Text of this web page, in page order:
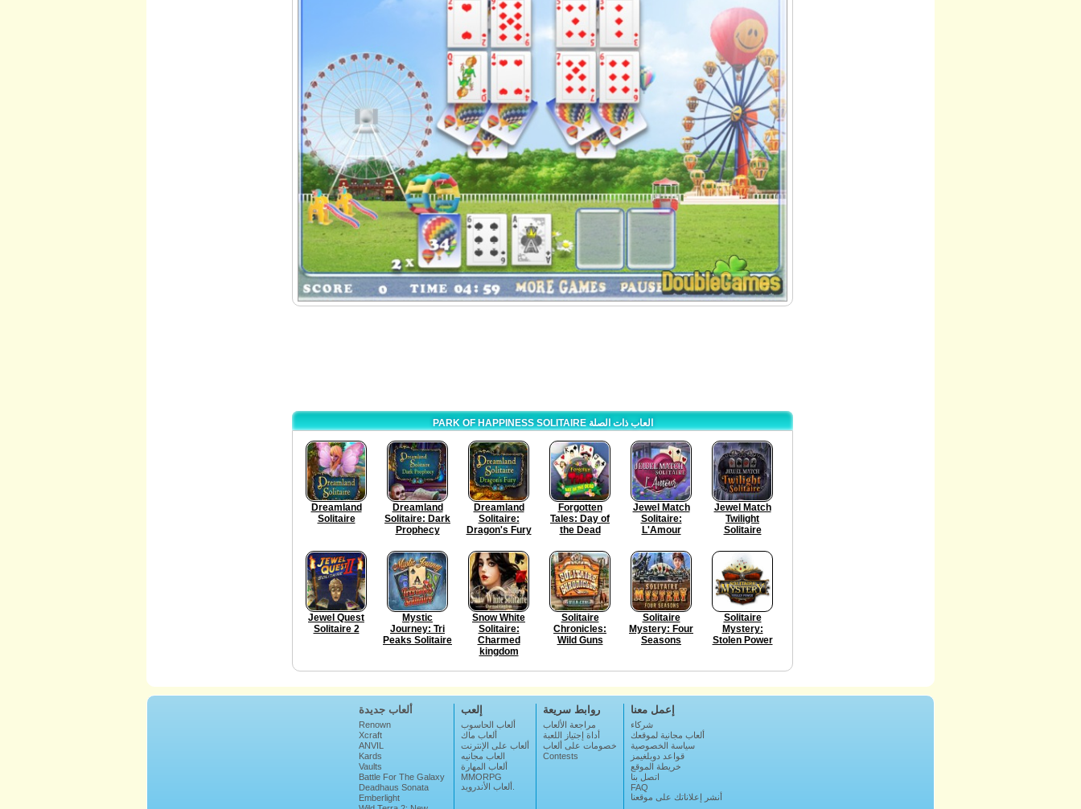
PARK OF HAPPINESS SOLITAIRE العاب ذات الصلة
Dreamland
Solitaire
Dreamland
Solitaire: Dark
Prophecy
Dreamland
Solitaire:
Dragon's Fury
Forgotten
Tales: Day of
the Dead
Jewel Match
Solitaire:
L'Amour
Jewel Match
Twilight
Solitaire
Jewel Quest
Solitaire 2
Mystic
Journey: Tri
Peaks Solitaire
Snow White
Solitaire:
Charmed
kingdom
Solitaire
Chronicles:
Wild Guns
Solitaire
Mystery: Four
Seasons
Solitaire
Mystery:
Stolen Power
ألعاب جديدة
Renown
Xcraft
ANVIL
Kards
Vaults
Battle For The Galaxy
Deadhaus Sonata
Emberlight
إلعب
ألعاب الحاسوب
ألعاب ماك
ألعاب على الإنترنت
العاب مجانيه
ألعاب المهارة
MMORPG
روابط سريعة
مراجعة الألعاب
أداة إجتياز اللعبة
خصومات على ألعاب
Contests
إعمل معنا
شركاء
ألعاب مجانية لموقعك
سياسة الخصوصية
قواعد دوبلغيمز
خريطة الموقع
اتصل بنا
FAQ
أنشر إعلاناتك على موقعنا